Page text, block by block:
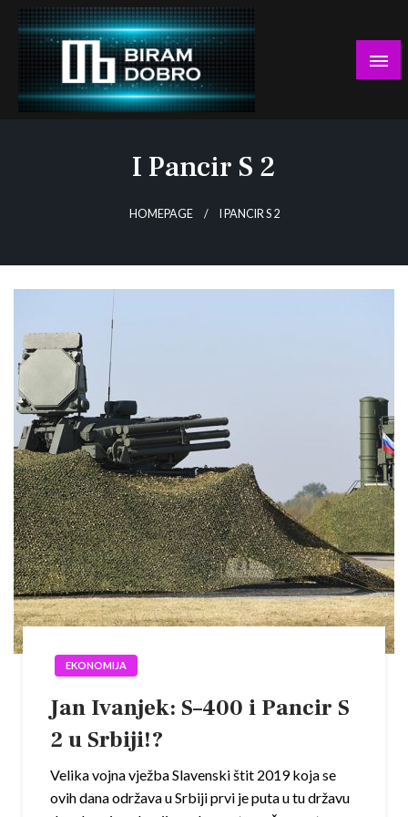
Skip
content
I Pancir S 2
HOMEPAGE I PANCIR S 2
EKONOMIJA
Jan Ivanjek: S–400 i Pancir S
2 u Srbiji!?
Velika vojna vježba Slavenski štit 2019 koja se
ovih dana održava u Srbiji prvi je puta u tu državu